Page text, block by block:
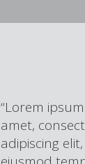
“Lorem
amet,
adipiscing